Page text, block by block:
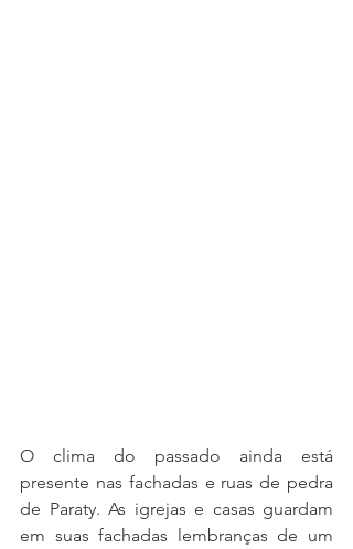
O clima do passado ainda está
presente nas fachadas e ruas de pedra
de Paraty. As igrejas e casas guardam
em suas fachadas lembranças de um